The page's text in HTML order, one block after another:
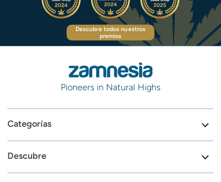
Descubre todos nuestros
premios
Pioneers in Natural Highs
Categorías
Descubre